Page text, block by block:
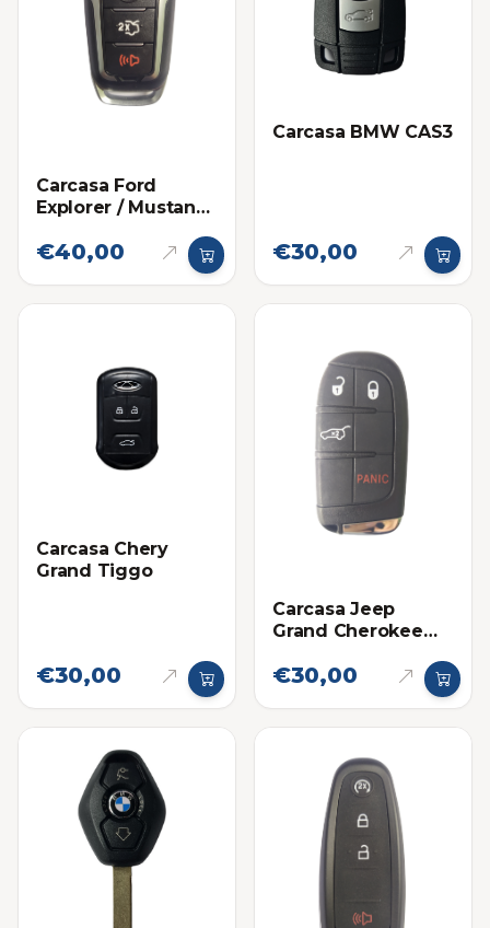
Carcasa Ford
Explorer / Mustang
botones
€40,00
Carcasa BMW CAS3
€30,00
Carcasa Chery
Grand Tiggo
€30,00
Carcasa Jeep
Grand Cherokee
€30,00